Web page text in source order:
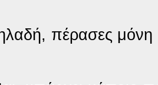
πέρασες μόνη